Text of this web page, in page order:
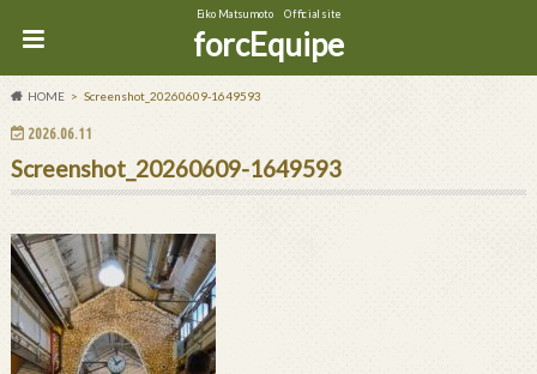
Eiko Matsumoto Official site
forcEquipe
HOME Screenshot_20260609-1649593
2026.06.11
Screenshot_20260609-1649593